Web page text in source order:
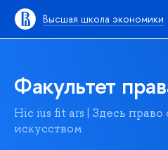
Высшая школа экономики
Факультет
Hic ius fit ars | Здесь право
искусством